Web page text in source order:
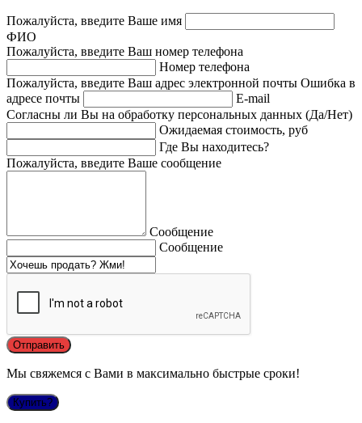
Пожалуйста, введите Ваше имя
ФИО
Пожалуйста, введите Ваш номер телефона
Номер телефона
Пожалуйста, введите Ваш адрес электронной почты Ошибка в
адресе почты
E-mail
Согласны ли Вы на обработку персональных данных (Да/Нет)
Ожидаемая стоимость, руб
Где Вы находитесь?
Пожалуйста, введите Ваше сообщение
Сообщение
Сообщение
Мы свяжемся с Вами в максимально быстрые сроки!
Купить?